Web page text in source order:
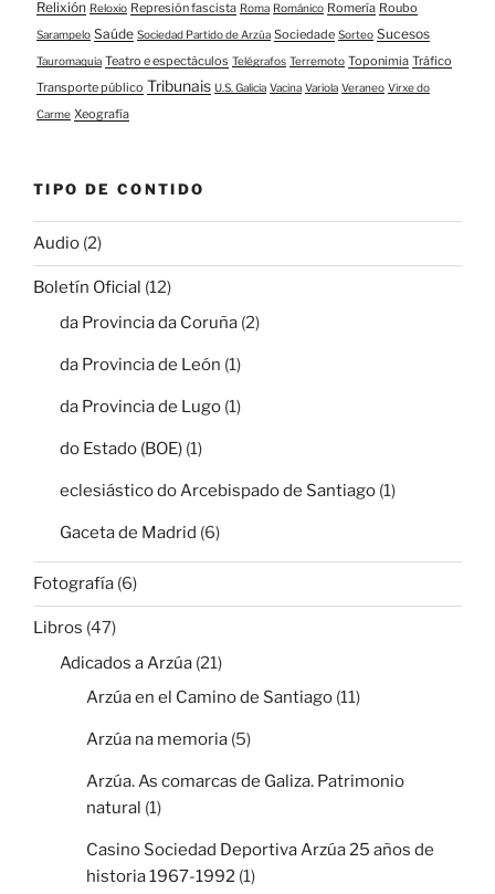
Relixión Reloxio Represión fascista Roma Románico Romería Roubo
Sarampelo Saúde Sociedad Partido de Arzúa Sociedade Sorteo Sucesos
Tauromaquia Teatro e espectáculos Telégrafos Terremoto Toponimia Tráfico
Transporte público Tribunais U.S. Galicia Vacina Variola Veraneo Virxe do
Carme Xeografía
TIPO DE CONTIDO
Audio (2)
Boletín Oficial (12)
da Provincia da Coruña (2)
da Provincia de León (1)
da Provincia de Lugo (1)
do Estado (BOE) (1)
eclesiástico do Arcebispado de Santiago (1)
Gaceta de Madrid (6)
Fotografía (6)
Libros (47)
Adicados a Arzúa (21)
Arzúa en el Camino de Santiago (11)
Arzúa na memoria (5)
Arzúa. As comarcas de Galiza. Patrimonio
natural (1)
Casino Sociedad Deportiva Arzúa 25 años de
historia 1967-1992 (1)